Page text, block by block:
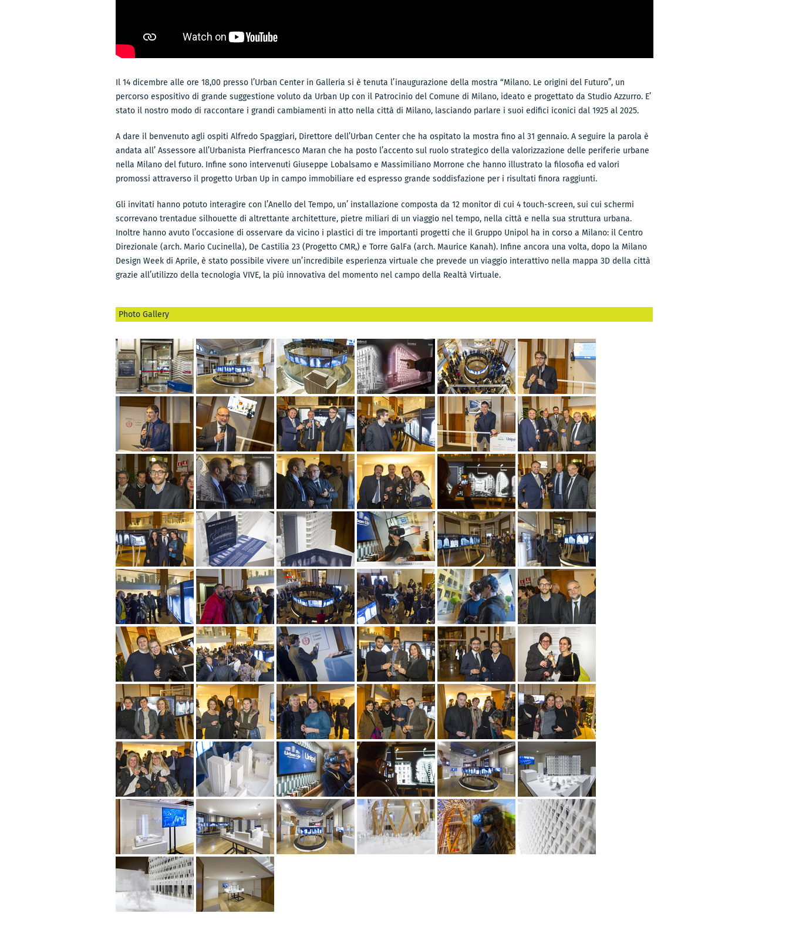
Il 14 dicembre alle ore 18,00 presso l’Urban Center in Galleria si è tenuta l’inaugurazione della mostra “Milano. Le origini del Futuro”, un
percorso espositivo di grande suggestione voluto da Urban Up con il Patrocinio del Comune di Milano, ideato e progettato da Studio Azzurro. E’
stato il nostro modo di raccontare i grandi cambiamenti in atto nella città di Milano, lasciando parlare i suoi edifici iconici dal 1925 al 2025.
A dare il benvenuto agli ospiti Alfredo Spaggiari, Direttore dell’Urban Center che ha ospitato la mostra fino al 31 gennaio. A seguire la parola è
andata all’ Assessore all’Urbanista Pierfrancesco Maran che ha posto l’accento sul ruolo strategico della valorizzazione delle periferie urbane
nella Milano del futuro. Infine sono intervenuti Giuseppe Lobalsamo e Massimiliano Morrone che hanno illustrato la filosofia ed valori
promossi attraverso il progetto Urban Up in campo immobiliare ed espresso grande soddisfazione per i risultati finora raggiunti.
Gli invitati hanno potuto interagire con l’Anello del Tempo, un’ installazione composta da 12 monitor di cui 4 touch-screen, sui cui schermi
scorrevano trentadue silhouette di altrettante architetture, pietre miliari di un viaggio nel tempo, nella città e nella sua struttura urbana.
Inoltre hanno avuto l’occasione di osservare da vicino i plastici di tre importanti progetti che il Gruppo Unipol ha in corso a Milano: il Centro
Direzionale (arch. Mario Cucinella), De Castilia 23 (Progetto CMR,) e Torre GalFa (arch. Maurice Kanah). Infine ancora una volta, dopo la Milano
Design Week di Aprile, è stato possibile vivere un’incredibile esperienza virtuale che prevede un viaggio interattivo nella mappa 3D della città
grazie all’utilizzo della tecnologia VIVE, la più innovativa del momento nel campo della Realtà Virtuale.
Photo Gallery